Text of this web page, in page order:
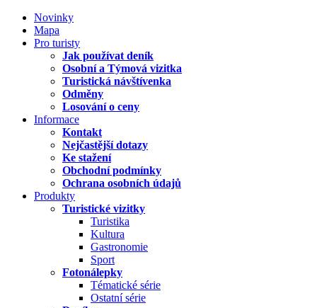
Novinky
Mapa
Pro turisty
Jak používat deník
Osobní a Týmová vizitka
Turistická návštívenka
Odměny
Losování o ceny
Informace
Kontakt
Nejčastější dotazy
Ke stažení
Obchodní podmínky
Ochrana osobních údajů
Produkty
Turistické vizitky
Turistika
Kultura
Gastronomie
Sport
Fotonálepky
Tématické série
Ostatní série